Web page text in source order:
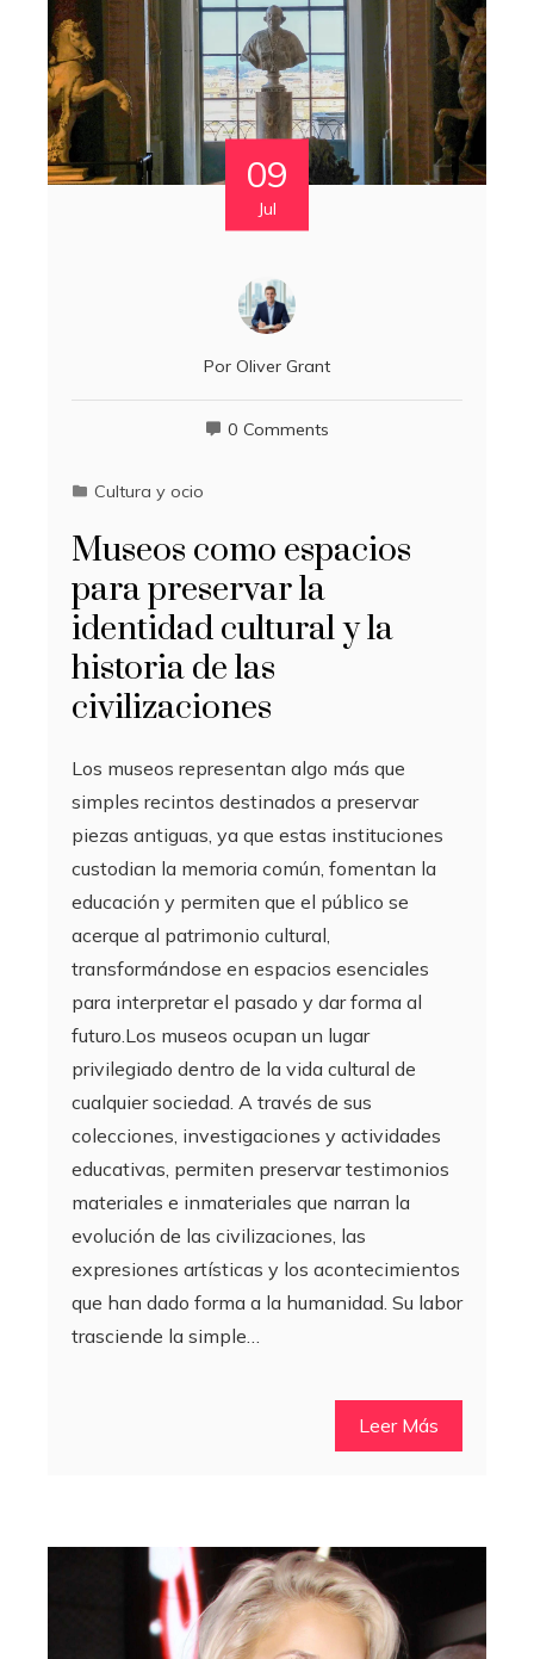
09
Jul
Por Oliver Grant
0 Comments
Cultura y ocio
Museos como espacios
para preservar la
identidad cultural y la
historia de las
civilizaciones
Los museos representan algo más que
simples recintos destinados a preservar
piezas antiguas, ya que estas instituciones
custodian la memoria común, fomentan la
educación y permiten que el público se
acerque al patrimonio cultural,
transformándose en espacios esenciales
para interpretar el pasado y dar forma al
futuro.Los museos ocupan un lugar
privilegiado dentro de la vida cultural de
cualquier sociedad. A través de sus
colecciones, investigaciones y actividades
educativas, permiten preservar testimonios
materiales e inmateriales que narran la
evolución de las civilizaciones, las
expresiones artísticas y los acontecimientos
que han dado forma a la humanidad. Su labor
trasciende la simple…
Leer Más